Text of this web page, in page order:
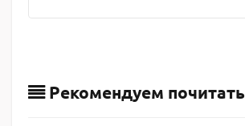
Рекомендуем почитать